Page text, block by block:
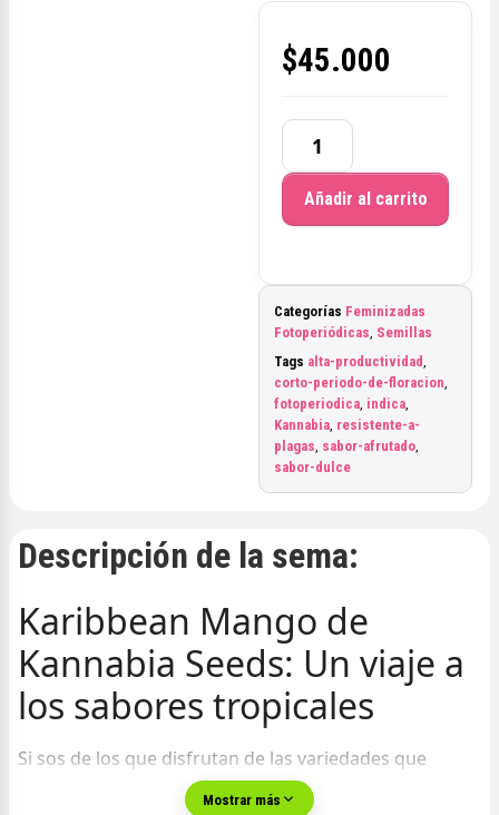
$45.000
Añadir al carrito
Categorías Feminizadas
Fotoperiódicas, Semillas
Tags alta-productividad,
corto-periodo-de-floracion,
fotoperiodica, indica,
Kannabia, resistente-a-
plagas, sabor-afrutado,
sabor-dulce
Descripción de la sema:
Karibbean Mango de
Kannabia Seeds: Un viaje a
los sabores tropicales
Si sos de los que disfrutan de las variedades que
sabor tropicaly un efecto mixto que
Mostrar más